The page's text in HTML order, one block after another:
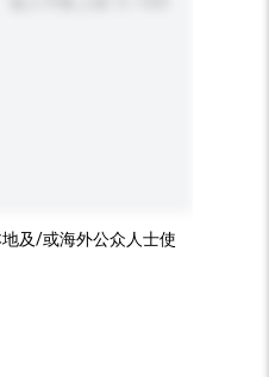
及/或海外公众人士使